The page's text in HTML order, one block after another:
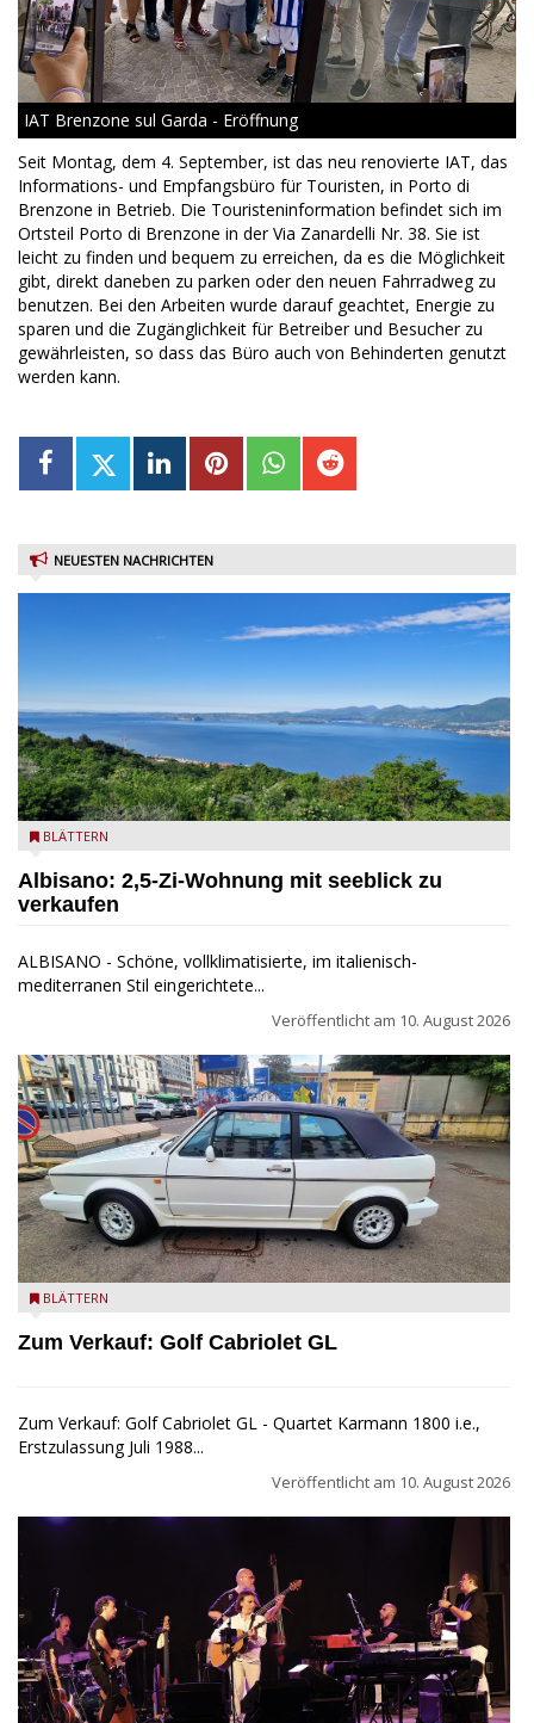
IAT Brenzone sul Garda - Eröffnung
Seit Montag, dem 4. September, ist das neu renovierte IAT, das
Informations- und Empfangsbüro für Touristen, in Porto di
Brenzone in Betrieb. Die Touristeninformation befindet sich im
Ortsteil Porto di Brenzone in der Via Zanardelli Nr. 38. Sie ist
leicht zu finden und bequem zu erreichen, da es die Möglichkeit
gibt, direkt daneben zu parken oder den neuen Fahrradweg zu
benutzen. Bei den Arbeiten wurde darauf geachtet, Energie zu
sparen und die Zugänglichkeit für Betreiber und Besucher zu
gewährleisten, so dass das Büro auch von Behinderten genutzt
werden kann.
NEUESTEN NACHRICHTEN
Seeblick
BLÄTTERN
Albisano: 2,5-Zi-Wohnung mit seeblick zu
verkaufen
ALBISANO - Schöne, vollklimatisierte, im italienisch-
mediterranen Stil eingerichtete...
Veröffentlicht am 10. August 2026
Golf Cabriolet zu verkaufen
BLÄTTERN
Zum Verkauf: Golf Cabriolet GL
Zum Verkauf: Golf Cabriolet GL - Quartet Karmann 1800 i.e.,
Erstzulassung Juli 1988...
Veröffentlicht am 10. August 2026